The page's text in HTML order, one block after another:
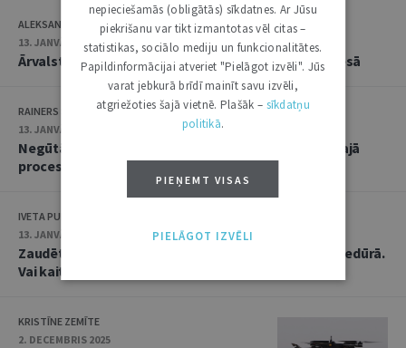
ALEKSANDRS POTAIČUKS, IVETA PUNDURE
13. JANVĀRIS 2026
Ārvalstu spriedumu atzīšana administratīvajā procesā
RAINERS SVOKS
13. JANVĀRIS 2026
Negūtās peļņas pierādīšanas aspekti administratīvajā
procesā
IVETA PUNDURE
13. JANVĀRIS 2026
Zaudēta iespēja piedalīties publiskā iepirkuma procedūrā.
Vai kaitējuma atlīdzinājums ir reāls?
KRISTĪNE ZEMĪTE
2. DECEMBRIS 2025
nepieciešamās (obligātās) sīkdatnes. Ar Jūsu
piekrišanu var tikt izmantotas vēl citas –
statistikas, sociālo mediju un funkcionalitātes.
Papildinformācijai atveriet "Pielāgot izvēli". Jūs
varat jebkurā brīdī mainīt savu izvēli,
atgriežoties šajā vietnē. Plašāk – sīkdatņu
politikā.
PIEŅEMT VISAS
PIELĀGOT IZVĒLI